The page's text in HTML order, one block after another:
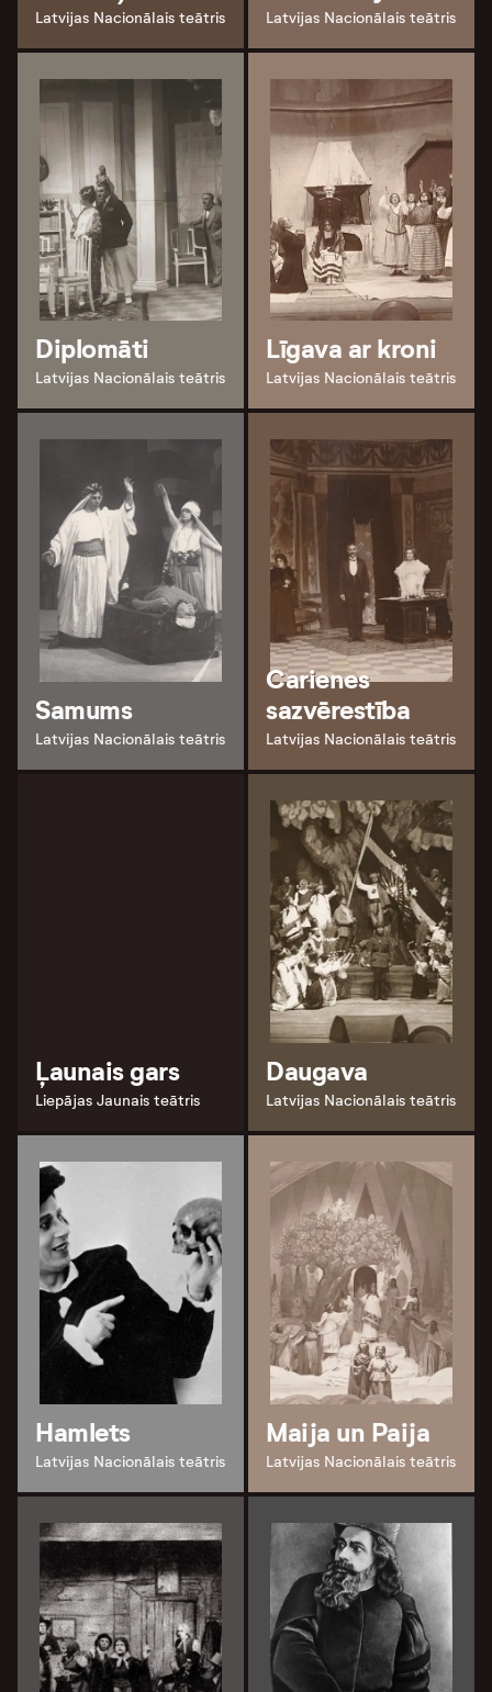
Latvijas Nacionālais teātris Latvijas Nacionālais teātris
Diplomāti
Latvijas Nacionālais teātris
Līgava ar kroni
Latvijas Nacionālais teātris
Samums
Latvijas Nacionālais teātris
Carienes
sazvērestība
Latvijas Nacionālais teātris
Ļaunais gars
Liepājas Jaunais teātris
Daugava
Latvijas Nacionālais teātris
Hamlets
Latvijas Nacionālais teātris
Maija un Paija
Latvijas Nacionālais teātris